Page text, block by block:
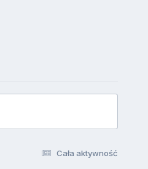
Cała aktywność